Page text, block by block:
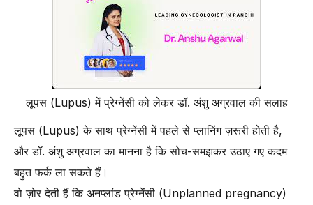
लूपस (Lupus) में प्रेग्नेंसी को लेकर डॉ. अंशु अग्रवाल की सलाह
लूपस (Lupus) के साथ प्रेग्नेंसी में पहले से प्लानिंग ज़रूरी होती है,
और डॉ. अंशु अग्रवाल का मानना है कि सोच-समझकर उठाए गए कदम
बहुत फर्क ला सकते हैं।
वो ज़ोर देती हैं कि अनप्लांड प्रेग्नेंसी (Unplanned pregnancy)